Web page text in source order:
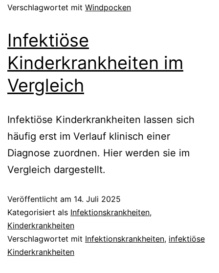
Verschlagwortet mit Windpocken
Infektiöse
Kinderkrankheiten im
Vergleich
Infektiöse Kinderkrankheiten lassen sich
häufig erst im Verlauf klinisch einer
Diagnose zuordnen. Hier werden sie im
Vergleich dargestellt.
Veröffentlicht am 14. Juli 2025
Kategorisiert als Infektionskrankheiten,
Kinderkrankheiten
Verschlagwortet mit Infektionskrankheiten, infektiöse
Kinderkrankheiten